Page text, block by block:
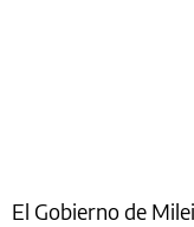
El Gobierno de